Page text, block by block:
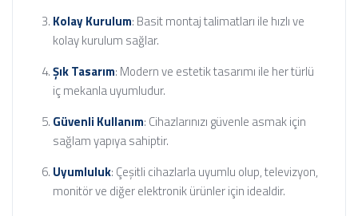
Kolay Kurulum: Basit montaj talimatları ile hızlı ve
kolay kurulum sağlar.
Şık Tasarım: Modern ve estetik tasarımı ile her türlü
iç mekanla uyumludur.
Güvenli Kullanım: Cihazlarınızı güvenle asmak için
sağlam yapıya sahiptir.
Uyumluluk: Çeşitli cihazlarla uyumlu olup, televizyon,
monitör ve diğer elektronik ürünler için idealdir.